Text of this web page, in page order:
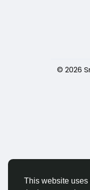
This website
© 2026